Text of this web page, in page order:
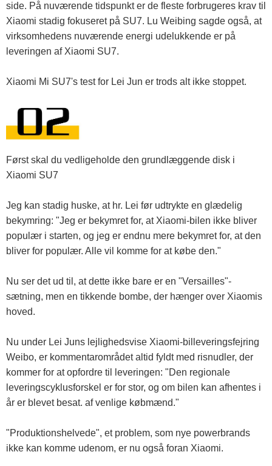
side. På nuværende tidspunkt er de fleste forbrugeres krav til
Xiaomi stadig fokuseret på SU7. Lu Weibing sagde også, at
virksomhedens nuværende energi udelukkende er på
leveringen af ​​Xiaomi SU7.
Xiaomi Mi SU7's test for Lei Jun er trods alt ikke stoppet.
Først skal du vedligeholde den grundlæggende disk i
Xiaomi SU7
Jeg kan stadig huske, at hr. Lei før udtrykte en glædelig
bekymring: "Jeg er bekymret for, at Xiaomi-bilen ikke bliver
populær i starten, og jeg er endnu mere bekymret for, at den
bliver for populær. Alle vil komme for at købe den."
Nu ser det ud til, at dette ikke bare er en "Versailles"-
sætning, men en tikkende bombe, der hænger over Xiaomis
hoved.
Nu under Lei Juns lejlighedsvise Xiaomi-billeveringsfejring
Weibo, er kommentarområdet altid fyldt med risnudler, der
kommer for at opfordre til leveringen: "Den regionale
leveringscyklusforskel er for stor, og om bilen kan afhentes i
år er blevet besat. af venlige købmænd."
"Produktionshelvede", et problem, som nye powerbrands
ikke kan komme udenom, er nu også foran Xiaomi.